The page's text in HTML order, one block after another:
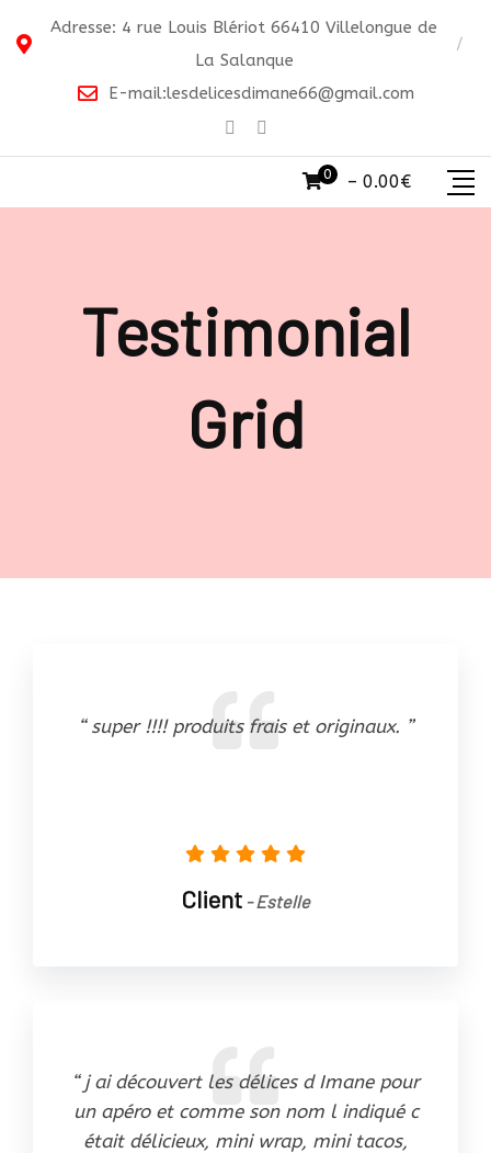
Adresse: 4 rue Louis Blériot 66410 Villelongue de
La Salanque
E-mail:lesdelicesdimane66@gmail.com
0 – 0.00€
Testimonial
Grid
“ super !!!! produits frais et originaux. ”
Client - Estelle
“ j ai découvert les délices d Imane pour
un apéro et comme son nom l indiqué c
était délicieux, mini wrap, mini tacos,